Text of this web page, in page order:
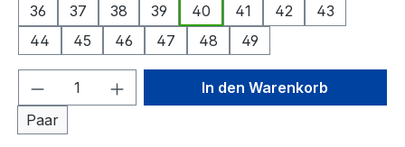
36
37 38 39 40 41 42
43
44
45 46 47 48 49
Produkt Anzahl: Gib den
Paar
In den Warenkorb